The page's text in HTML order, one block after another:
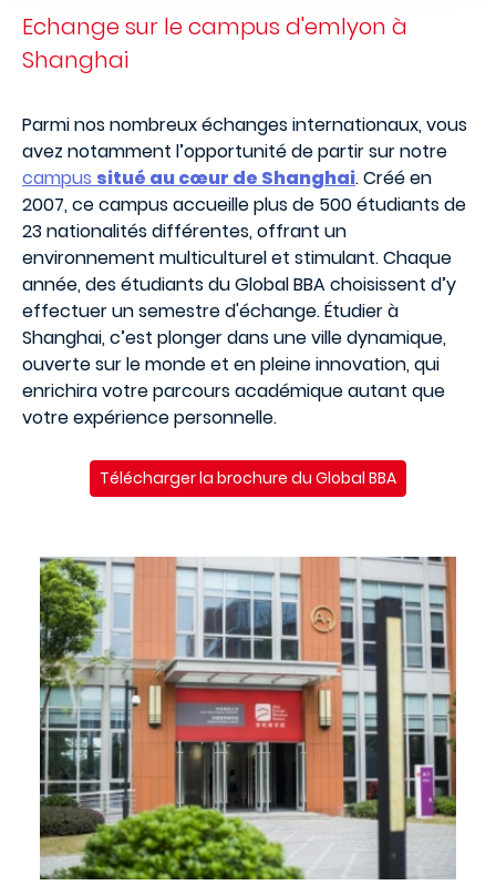
Echange sur le campus d'emlyon à
Shanghai
Parmi nos nombreux échanges internationaux, vous
avez notamment l’opportunité de partir sur notre
campus situé au cœur de Shanghai. Créé en
2007, ce campus accueille plus de 500 étudiants de
23 nationalités différentes, offrant un
environnement multiculturel et stimulant. Chaque
année, des étudiants du Global BBA choisissent d’y
effectuer un semestre d'échange. Étudier à
Shanghai, c’est plonger dans une ville dynamique,
ouverte sur le monde et en pleine innovation, qui
enrichira votre parcours académique autant que
votre expérience personnelle.
Télécharger la brochure du Global BBA